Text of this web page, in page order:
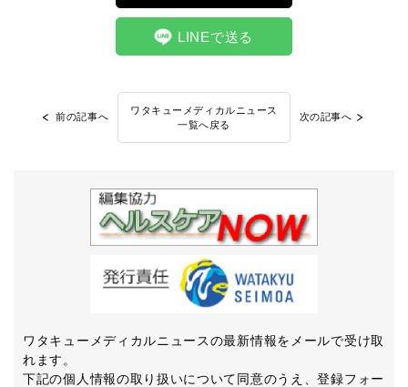
LINEで送る
前の記事へ
ワタキューメディカルニュース
一覧へ戻る
次の記事へ
ワタキューメディカルニュースの最新情報をメールで受け取
れます。
下記の個人情報の取り扱いについて同意のうえ、登録フォー